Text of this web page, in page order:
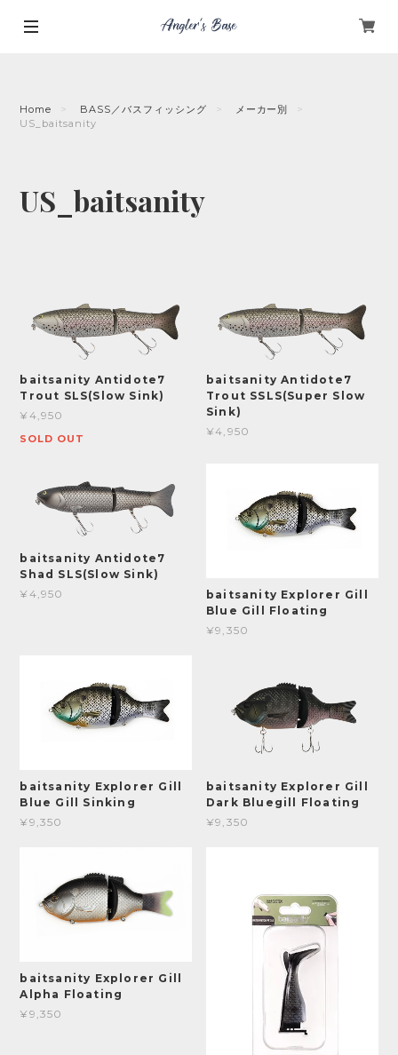
Home BASS／バスフィッシング
メーカー別
US_baitsanity
US_baitsanity
baitsanity Antidote7
Trout SLS(Slow Sink)
¥4,950
SOLD OUT
baitsanity Antidote7
Trout SSLS(Super Slow
Sink)
¥4,950
baitsanity Antidote7
Shad SLS(Slow Sink)
¥4,950
baitsanity Explorer Gill
Blue Gill Floating
¥9,350
baitsanity Explorer Gill
Blue Gill Sinking
¥9,350
baitsanity Explorer Gill
Dark Bluegill Floating
¥9,350
baitsanity Explorer Gill
Alpha Floating
¥9,350